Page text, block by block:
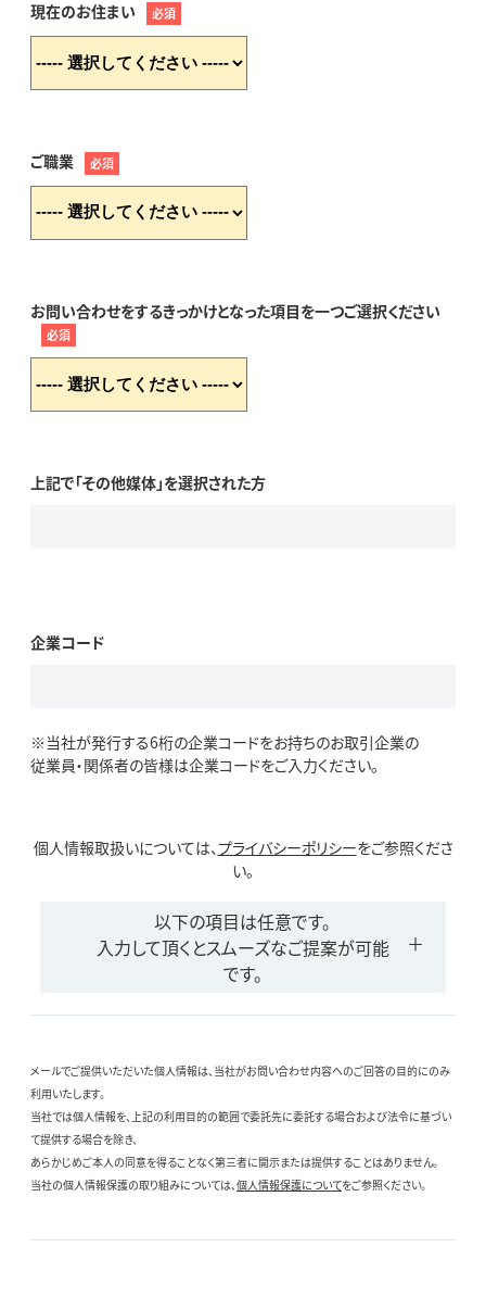
現在のお住まい 必須
ご職業 必須
お問い合わせをするきっかけとなった項目を一つご選択ください
必須
上記で「その他媒体」を選択された方
企業コード
※当社が発行する6桁の企業コードをお持ちのお取引企業の
従業員・関係者の皆様は企業コードをご入力ください。
個人情報取扱いについては、プライバシーポリシーをご参照くださ
い。
以下の項目は任意です。
入力して頂くとスムーズなご提案が可能
です。
メールでご提供いただいた個人情報は、当社がお問い合わせ内容へのご回答の目的にのみ
利用いたします。
当社では個人情報を、上記の利用目的の範囲で委託先に委託する場合および法令に基づい
て提供する場合を除き、
あらかじめご本人の同意を得ることなく第三者に開示または提供することはありません。
当社の個人情報保護の取り組みについては、個人情報保護についてをご参照ください。